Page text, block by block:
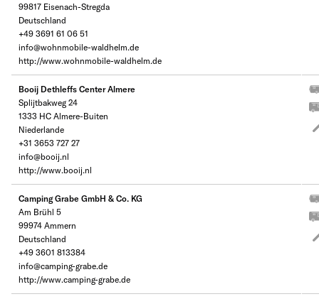
99817 Eisenach-Stregda
Deutschland
+49 3691 61 06 51
info@wohnmobile-waldhelm.de
http://www.wohnmobile-waldhelm.de
Booij Dethleffs Center Almere
Splijtbakweg 24
1333 HC Almere-Buiten
Niederlande
+31 3653 727 27
info@booij.nl
http://www.booij.nl
Camping Grabe GmbH & Co. KG
Am Brühl 5
99974 Ammern
Deutschland
+49 3601 813384
info@camping-grabe.de
http://www.camping-grabe.de